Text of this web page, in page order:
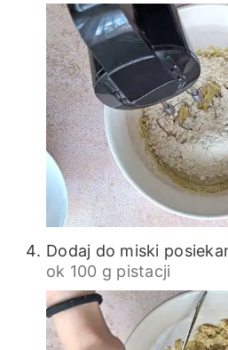
Dodaj do miski
ok 100 g pistacji